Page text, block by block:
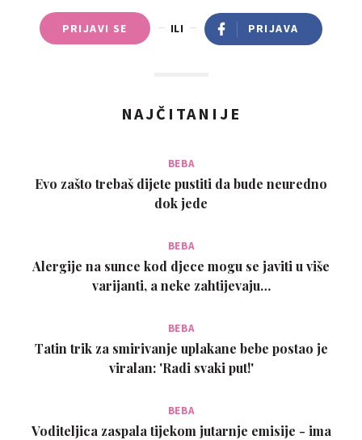
PRIJAVI SE ILI PRIJAVA
NAJČITANIJE
BEBA
Evo zašto trebaš dijete pustiti da bude neuredno
dok jede
BEBA
Alergije na sunce kod djece mogu se javiti u više
varijanti, a neke zahtijevaju…
BEBA
Tatin trik za smirivanje uplakane bebe postao je
viralan: 'Radi svaki put!'
BEBA
Voditeljica zaspala tijekom jutarnje emisije - ima